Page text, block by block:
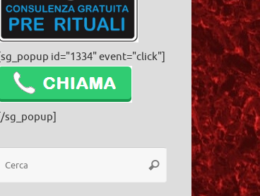
[sg_popup id="1334" event="click"]
[/sg_popup]
Cerca:
Cerca